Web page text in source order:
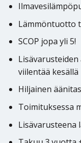
Lämmöntuotto
SCOP jopa yli 5!
viilentää kesällä
Hiljainen
Toimituksessa
Lisävarusteena